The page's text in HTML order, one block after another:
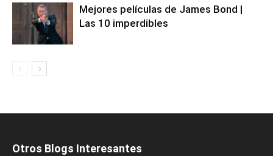
Mejores películas de James Bond |
Las 10 imperdibles
Otros Blogs Interesantes